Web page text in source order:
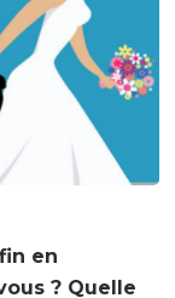
en
? Quelle